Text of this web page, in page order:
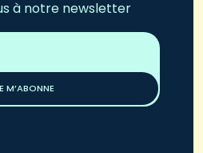
à notre newsletter
M’ABONNE